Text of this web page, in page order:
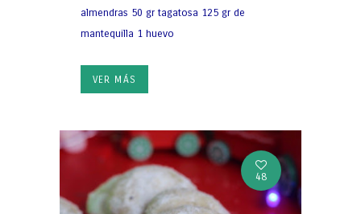
almendras 50 gr tagatosa 125 gr de
mantequilla 1 huevo
VER MÁS
48